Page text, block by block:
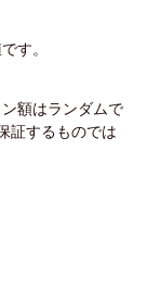
す。
額はランダムで
証するものでは